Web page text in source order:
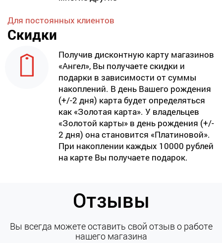
Для постоянных клиентов
Скидки
Получив дисконтную карту магазинов
«Ангел», Вы получаете скидки и
подарки в зависимости от суммы
накоплений. В день Вашего рождения
(+/-2 дня) карта будет определяться
как «Золотая карта». У владельцев
«Золотой карты» в день рождения (+/-
2 дня) она становится «Платиновой».
При накоплении каждых 10000 рублей
на карте Вы получаете подарок.
Отзывы
Вы всегда можете оставить свой отзыв о работе
нашего магазина